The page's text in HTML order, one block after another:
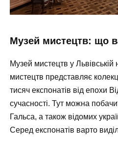
Музей мистецтв: що
Музей мистецтв у Львівській
мистецтв представляє
тисяч експонатів від епохи
сучасності. Тут можна
Гальса, а також відомих
Серед експонатів варто